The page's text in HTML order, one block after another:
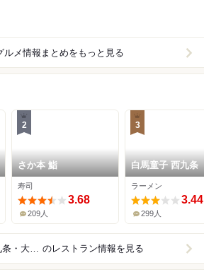
ルメ情報まとめをもっと見る
2
さか本 鮨
寿司
3.68
209人
3
白馬童子 西九条
ラーメン
3.44
299人
弁天町・西九条・大阪ドーム のレストラン情報を見る